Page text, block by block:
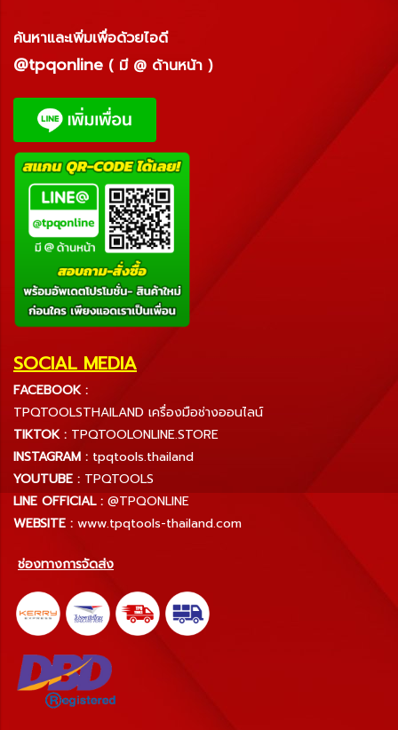
ค้นหาและเพิ่มเพื่อด้วยไอดี
@tpqonline ( มี @ ด้านหน้า )
SOCIAL MEDIA
FACEBOOK :
TPQTOOLSTHAILAND เครื่องมือช่างออนไลน์
TIKTOK : TPQTOOLONLINE.STORE
INSTAGRAM : tpqtools.thailand
YOUTUBE : TPQTOOLS
LINE OFFICIAL : @TPQONLINE
WEBSITE : www.tpqtools-thailand.com
ช่องทางการจัดส่ง